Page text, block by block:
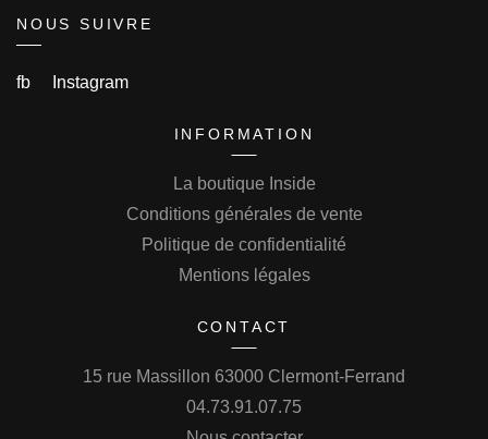
NOUS SUIVRE
fb Instagram
INFORMATION
La boutique Inside
Conditions générales de vente
Politique de confidentialité
Mentions légales
CONTACT
15 rue Massillon 63000 Clermont-Ferrand
04.73.91.07.75